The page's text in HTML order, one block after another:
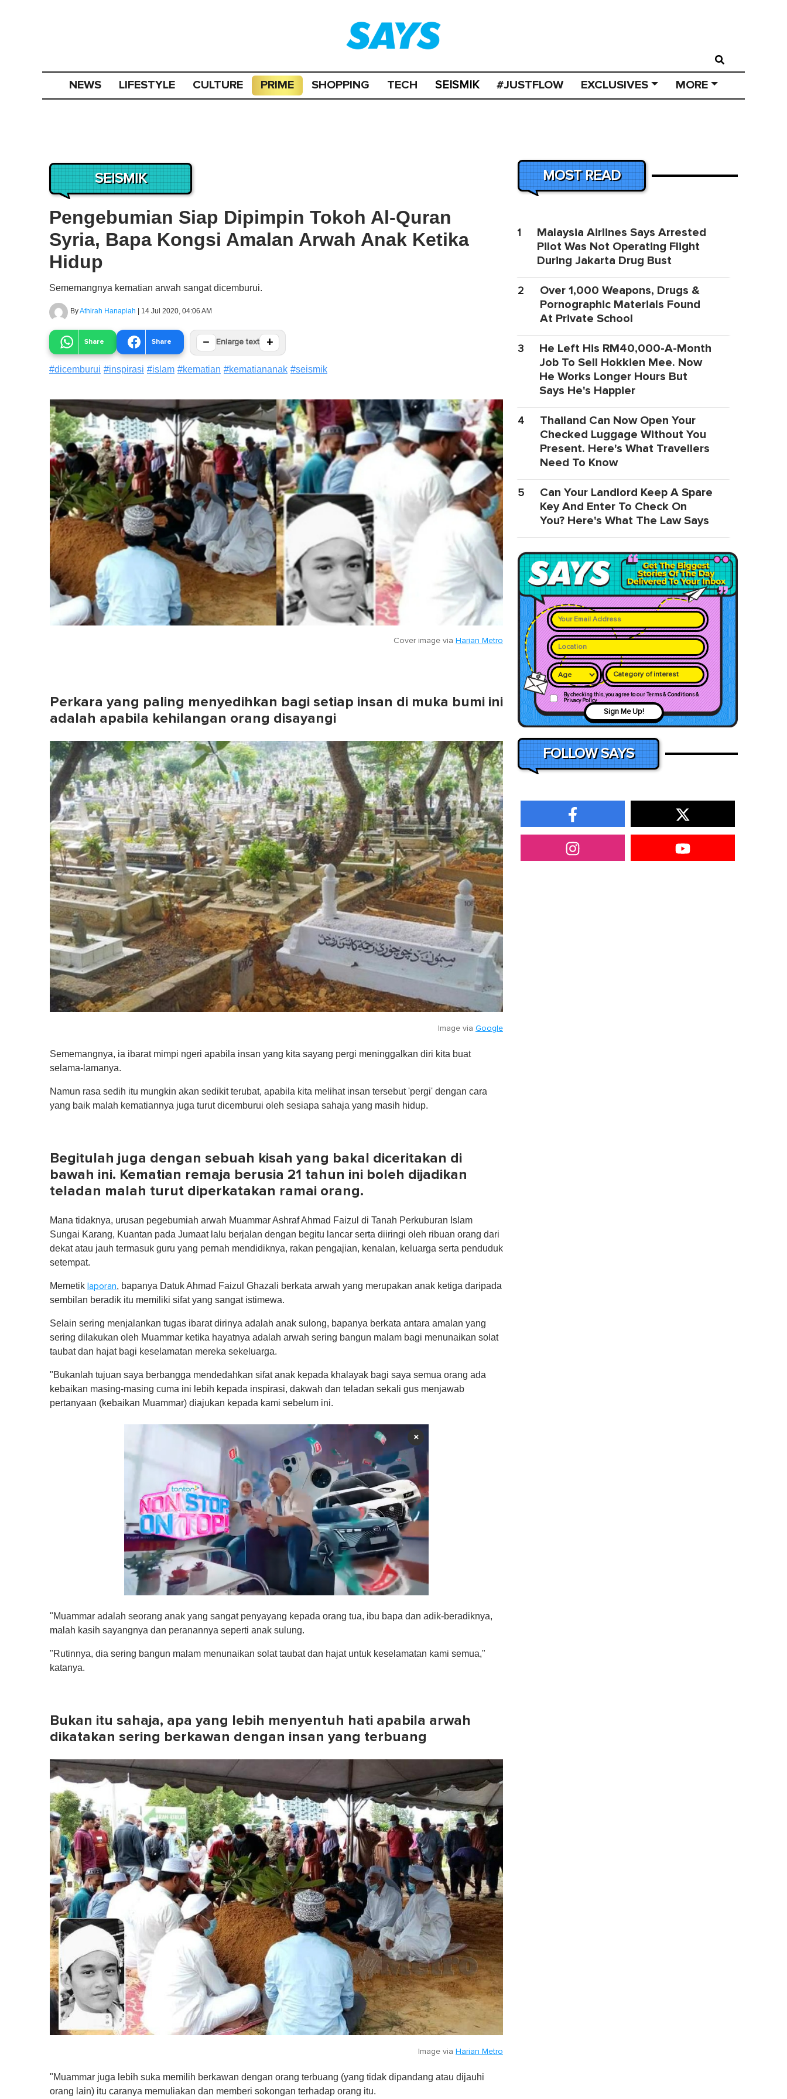
NEWS LIFESTYLE CULTURE PRIME SHOPPING TECH SEISMIK #JUSTFLOW EXCLUSIVES MORE
SEISMIK
Pengebumian Siap Dipimpin Tokoh Al-Quran
Syria, Bapa Kongsi Amalan Arwah Anak Ketika
Hidup
Sememangnya kematian arwah sangat dicemburui.
ByAthirah Hanapiah | 14 Jul 2020, 04:06 AM
Share Share − Enlarge text +
#dicemburui #inspirasi #islam #kematian #kematiananak #seismik
Cover image via Harian Metro
Perkara yang paling menyedihkan bagi setiap insan di muka bumi ini
adalah apabila kehilangan orang disayangi
Image via Google
Sememangnya, ia ibarat mimpi ngeri apabila insan yang kita sayang pergi meninggalkan diri kita buat
selama-lamanya.
Namun rasa sedih itu mungkin akan sedikit terubat, apabila kita melihat insan tersebut 'pergi' dengan cara
yang baik malah kematiannya juga turut dicemburui oleh sesiapa sahaja yang masih hidup.
Begitulah juga dengan sebuah kisah yang bakal diceritakan di
bawah ini. Kematian remaja berusia 21 tahun ini boleh dijadikan
teladan malah turut diperkatakan ramai orang.
Mana tidaknya, urusan pegebumiah arwah Muammar Ashraf Ahmad Faizul di Tanah Perkuburan Islam
Sungai Karang, Kuantan pada Jumaat lalu berjalan dengan begitu lancar serta diiringi oleh ribuan orang dari
dekat atau jauh termasuk guru yang pernah mendidiknya, rakan pengajian, kenalan, keluarga serta penduduk
setempat.
Memetik laporan, bapanya Datuk Ahmad Faizul Ghazali berkata arwah yang merupakan anak ketiga daripada
sembilan beradik itu memiliki sifat yang sangat istimewa.
Selain sering menjalankan tugas ibarat dirinya adalah anak sulong, bapanya berkata antara amalan yang
sering dilakukan oleh Muammar ketika hayatnya adalah arwah sering bangun malam bagi menunaikan solat
taubat dan hajat bagi keselamatan mereka sekeluarga.
"Bukanlah tujuan saya berbangga mendedahkan sifat anak kepada khalayak bagi saya semua orang ada
kebaikan masing-masing cuma ini lebih kepada inspirasi, dakwah dan teladan sekali gus menjawab
pertanyaan (kebaikan Muammar) diajukan kepada kami sebelum ini.
×
e
c
o
d
n
t
,
0
V
m
e
0
"Muammar adalah seorang anak yang sangat penyayang kepada orang tua, ibu bapa dan adik-beradiknya,
malah kasih sayangnya dan peranannya seperti anak sulung.
"Rutinnya, dia sering bangun malam menunaikan solat taubat dan hajat untuk keselamatan kami semua,"
katanya.
Bukan itu sahaja, apa yang lebih menyentuh hati apabila arwah
dikatakan sering berkawan dengan insan yang terbuang
Image via Harian Metro
"Muammar juga lebih suka memilih berkawan dengan orang terbuang (yang tidak dipandang atau dijauhi
orang lain) itu caranya memuliakan dan memberi sokongan terhadap orang itu.
MOST READ
1
Malaysia Airlines Says Arrested
Pilot Was Not Operating Flight
During Jakarta Drug Bust
2
Over 1,000 Weapons, Drugs &
Pornographic Materials Found
At Private School
3
He Left His RM40,000-A-Month
Job To Sell Hokkien Mee. Now
He Works Longer Hours But
Says He's Happier
4
Thailand Can Now Open Your
Checked Luggage Without You
Present. Here's What Travellers
Need To Know
5
Can Your Landlord Keep A Spare
Key And Enter To Check On
You? Here's What The Law Says
Category of interest
By checking this, you agree to our Terms & Conditions &
Privacy Policy
Sign Me Up!
FOLLOW SAYS